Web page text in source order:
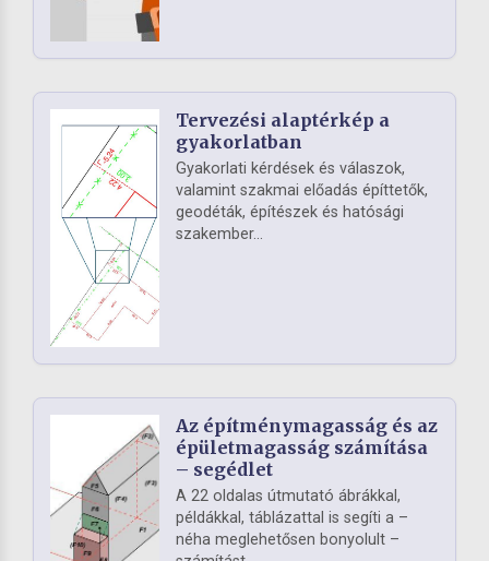
Tervezési alaptérkép a
gyakorlatban
Gyakorlati kérdések és válaszok,
valamint szakmai előadás építtetők,
geodéták, építészek és hatósági
szakember...
Az építménymagasság és az
épületmagasság számítása
– segédlet
A 22 oldalas útmutató ábrákkal,
példákkal, táblázattal is segíti a –
néha meglehetősen bonyolult –